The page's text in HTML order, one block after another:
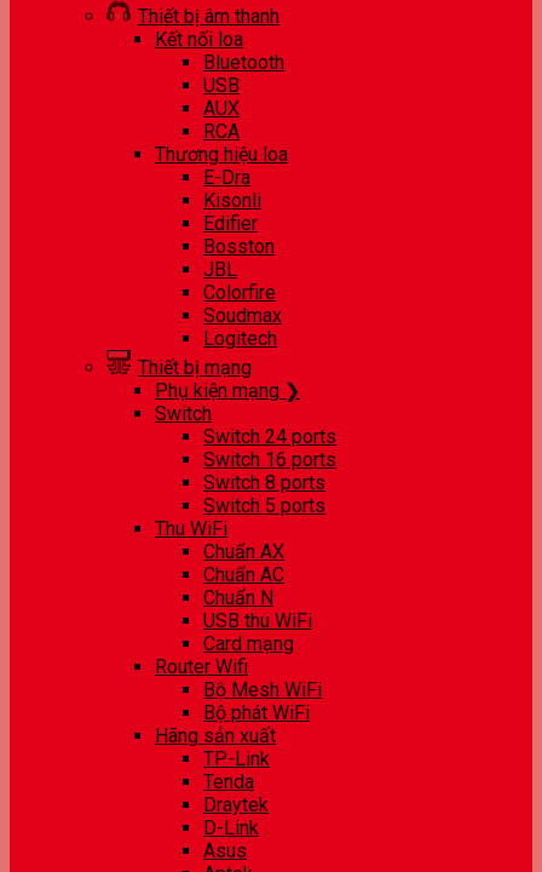
Thiết bị âm thanh
Kết nối loa
Bluetooth
USB
AUX
RCA
Thương hiệu loa
E-Dra
Kisonli
Edifier
Bosston
JBL
Colorfire
Soudmax
Logitech
Thiết bị mạng
Phụ kiện mạng ❯
Switch
Switch 24 ports
Switch 16 ports
Switch 8 ports
Switch 5 ports
Thu WiFi
Chuẩn AX
Chuẩn AC
Chuẩn N
USB thu WiFi
Card mạng
Router Wifi
Bộ Mesh WiFi
Bộ phát WiFi
Hãng sản xuất
TP-Link
Tenda
Draytek
D-Link
Asus